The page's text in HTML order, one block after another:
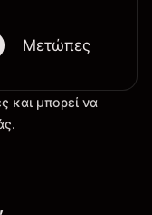
Μετώπες
και μπορεί να